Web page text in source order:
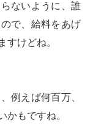
ないように、誰
で、給料をあげ
すけどね。
例えば何百万、
かもですね。